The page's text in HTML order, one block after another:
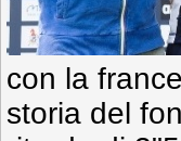
con la
storia del